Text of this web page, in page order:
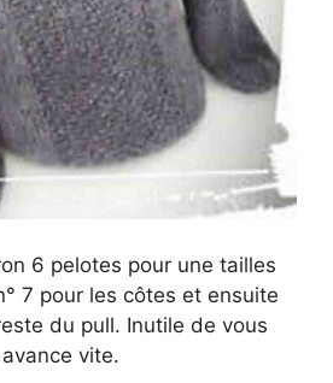
6 pelotes pour une tailles
7 pour les côtes et ensuite
du pull. Inutile de vous
vite.